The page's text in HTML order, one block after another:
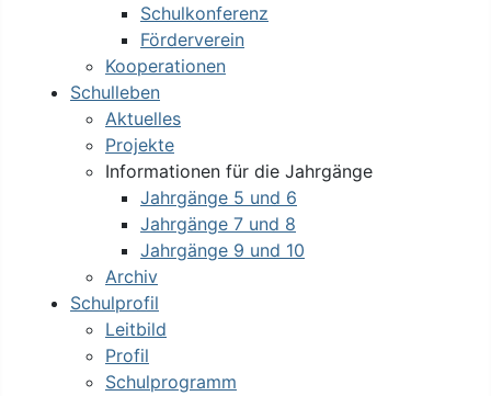
Schulkonferenz
Förderverein
Kooperationen
Schulleben
Aktuelles
Projekte
Informationen für die Jahrgänge
Jahrgänge 5 und 6
Jahrgänge 7 und 8
Jahrgänge 9 und 10
Archiv
Schulprofil
Leitbild
Profil
Schulprogramm